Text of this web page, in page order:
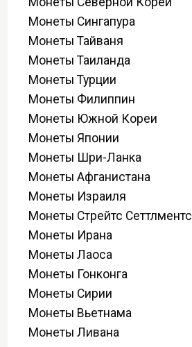
Монеты Сингапура
Монеты Тайваня
Монеты Таиланда
Монеты Турции
Монеты Филиппин
Монеты Южной Кореи
Монеты Японии
Монеты Шри-Ланка
Монеты Афганистана
Монеты Израиля
Монеты Стрейтс Сеттлментс
Монеты Ирана
Монеты Лаоса
Монеты Гонконга
Монеты Сирии
Монеты Вьетнама
Монеты Ливана